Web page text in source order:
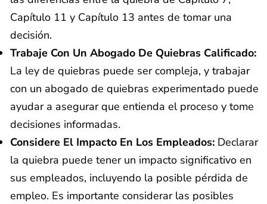
Capítulo 11 y Capítulo 13 antes de tomar una
decisión.
Trabaje Con Un Abogado De Quiebras Calificado:
La ley de quiebras puede ser compleja, y trabajar
con un abogado de quiebras experimentado puede
ayudar a asegurar que entienda el proceso y tome
decisiones informadas.
Considere El Impacto En Los Empleados: Declarar
la quiebra puede tener un impacto significativo en
sus empleados, incluyendo la posible pérdida de
empleo. Es importante considerar las posibles